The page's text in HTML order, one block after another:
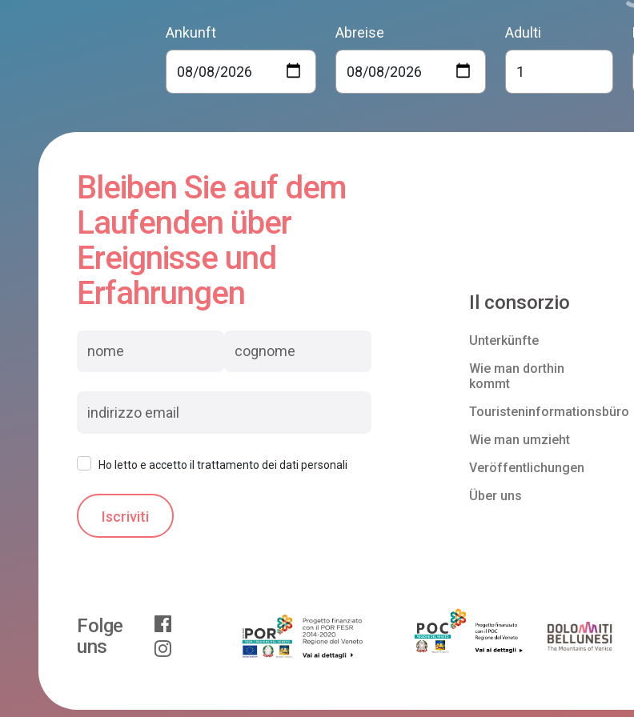
Ankunft Abreise Adulti
Bleiben Sie auf dem
Laufenden über
Ereignisse und
Erfahrungen
Ho letto e accetto il trattamento dei dati personali
Il consorzio
Unterkünfte
Wie man dorthin
kommt
Touristeninformationsbüro
Wie man umzieht
Veröffentlichungen
Über uns
Folge
uns